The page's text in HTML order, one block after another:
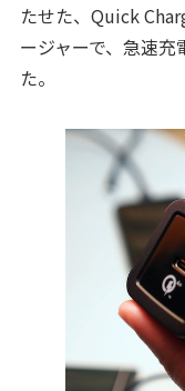
たせた、Quick
ージャーで、急速
た。